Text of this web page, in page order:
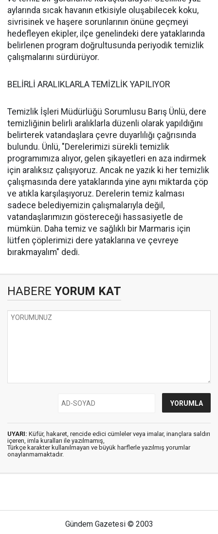
aylarında sıcak havanın etkisiyle oluşabilecek koku,
sivrisinek ve haşere sorunlarının önüne geçmeyi
hedefleyen ekipler, ilçe genelindeki dere yataklarında
belirlenen program doğrultusunda periyodik temizlik
çalışmalarını sürdürüyor.
BELİRLİ ARALIKLARLA TEMİZLİK YAPILIYOR
Temizlik İşleri Müdürlüğü Sorumlusu Barış Ünlü, dere
temizliğinin belirli aralıklarla düzenli olarak yapıldığını
belirterek vatandaşlara çevre duyarlılığı çağrısında
bulundu. Ünlü, "Derelerimizi sürekli temizlik
programımıza alıyor, gelen şikayetleri en aza indirmek
için aralıksız çalışıyoruz. Ancak ne yazık ki her temizlik
çalışmasında dere yataklarında yine aynı miktarda çöp
ve atıkla karşılaşıyoruz. Derelerin temiz kalması
sadece belediyemizin çalışmalarıyla değil,
vatandaşlarımızın göstereceği hassasiyetle de
mümkün. Daha temiz ve sağlıklı bir Marmaris için
lütfen çöplerimizi dere yataklarına ve çevreye
bırakmayalım" dedi.
HABERE YORUM KAT
UYARI: Küfür, hakaret, rencide edici cümleler veya imalar, inançlara saldırı
içeren, imla kuralları ile yazılmamış,
Türkçe karakter kullanılmayan ve büyük harflerle yazılmış yorumlar
onaylanmamaktadır.
Gündem Gazetesi © 2003